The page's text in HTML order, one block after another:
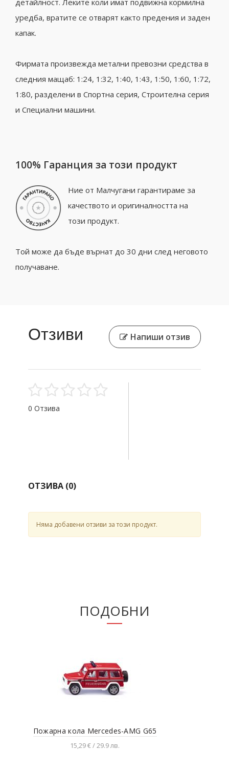
детайлност. Леките коли имат подвижна кормилна
уредба, вратите се отварят както предения и заден
капак.
Фирмата произвежда метални превозни средства в
следния мащаб: 1:24, 1:32, 1:40, 1:43, 1:50, 1:60, 1:72,
1:80, разделени в Спортна серия, Строителна серия
и Специални машини.
100% Гаранция за този продукт
Ние от Малчугани гарантираме за
качеството и оригиналността на
този продукт.
Той може да бъде върнат до 30 дни след неговото
получаване.
Отзиви Напиши отзив
0 Отзива
ОТЗИВА (0)
Няма добавени отзиви за този продукт.
ПОДОБНИ
Пожарна кола Mercedes-AMG G65
15,29 € / 29.9 лв.